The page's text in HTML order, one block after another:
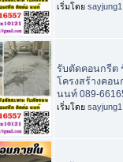
เริ่มโดย sayjung1
รับตัดคอนกรีต
โครงสร้างคอ
นนท์ 089-
เริ่มโดย sayjung1